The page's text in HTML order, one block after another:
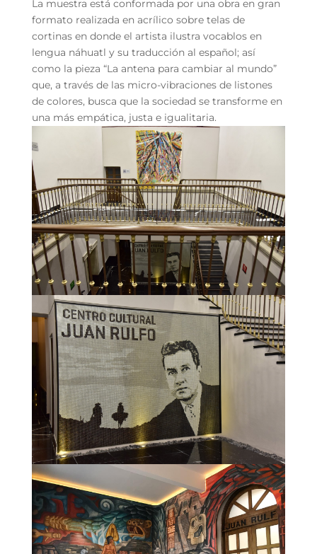
La muestra está conformada por una obra en gran
formato realizada en acrílico sobre telas de
cortinas en donde el artista ilustra vocablos en
lengua náhuatl y su traducción al español; así
como la pieza “La antena para cambiar al mundo”
que, a través de las micro-vibraciones de listones
de colores, busca que la sociedad se transforme en
una más empática, justa e igualitaria.